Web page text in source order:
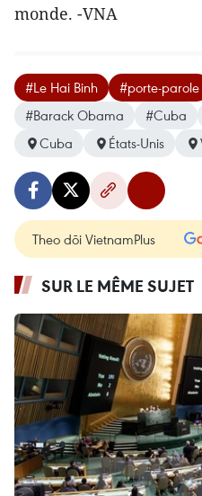
monde. -VNA
#Le Hai Binh #porte-parole
#Barack Obama
#Cuba
Cuba
États-Unis
Theo dõi VietnamPlus
SUR LE MÊME SUJET